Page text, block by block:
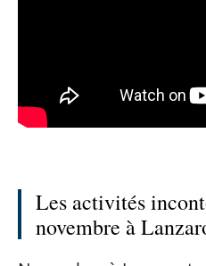
Les activités
novembre à